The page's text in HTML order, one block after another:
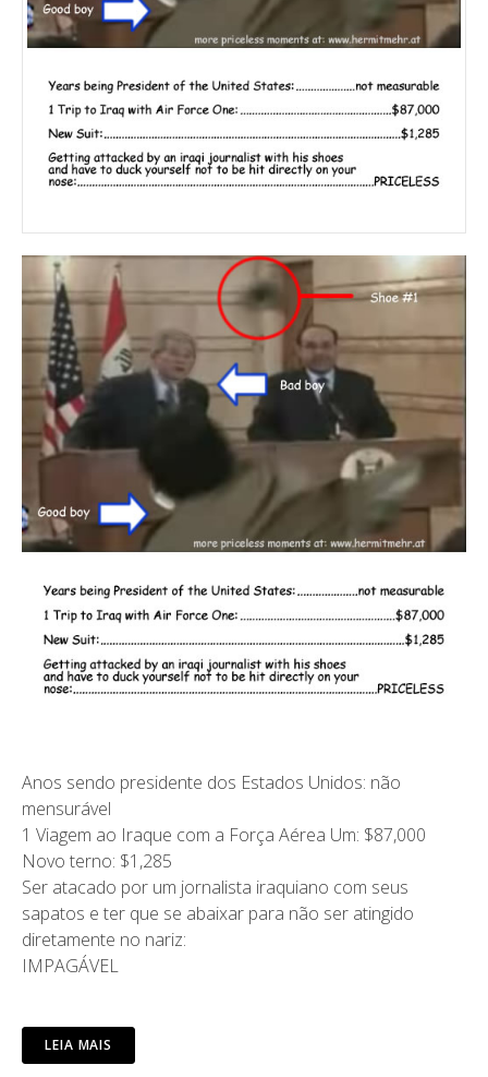
Anos sendo presidente dos Estados Unidos: não
mensurável
1 Viagem ao Iraque com a Força Aérea Um: $87,000
Novo terno: $1,285
Ser atacado por um jornalista iraquiano com seus
sapatos e ter que se abaixar para não ser atingido
diretamente no nariz:
IMPAGÁVEL
LEIA MAIS